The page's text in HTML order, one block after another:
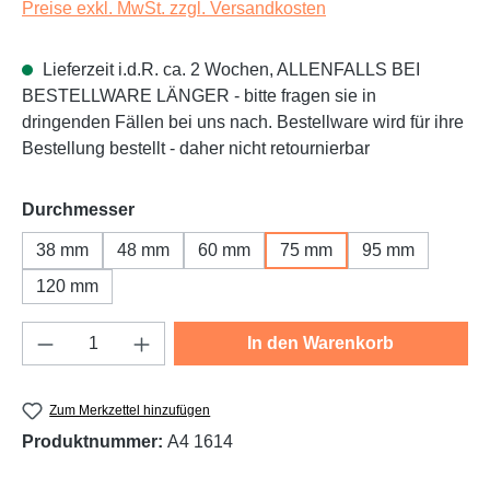
Preise exkl. MwSt. zzgl. Versandkosten
Lieferzeit i.d.R. ca. 2 Wochen, ALLENFALLS BEI
BESTELLWARE LÄNGER - bitte fragen sie in
dringenden Fällen bei uns nach. Bestellware wird für ihre
Bestellung bestellt - daher nicht retournierbar
Durchmesserauswählen
38 mm 48 mm 60 mm 75 mm
95 mm
120 mm
Produkt Anzahl: Gib den gewünschten
In den Warenkorb
Zum Merkzettel hinzufügen
Produktnummer: A4 1614